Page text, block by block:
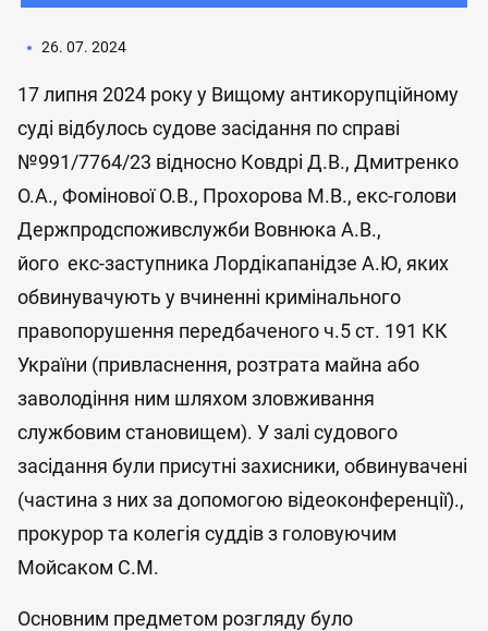
26. 07. 2024
17 липня 2024 року у Вищому антикорупційному
суді відбулось судове засідання по справі
№991/7764/23 відносно Ковдрі Д.В., Дмитренко
О.А., Фомінової О.В., Прохорова М.В., екс-голови
Держпродспоживслужби Вовнюка А.В.,
його екс-заступника Лордікапанідзе А.Ю, яких
обвинувачують у вчиненні кримінального
правопорушення передбаченого ч.5 ст. 191 КК
України (привласнення, розтрата майна або
заволодіння ним шляхом зловживання
службовим становищем). У залі судового
засідання були присутні захисники, обвинувачені
(частина з них за допомогою відеоконференції).,
прокурор та колегія суддів з головуючим
Мойсаком С.М.
Основним предметом розгляду було